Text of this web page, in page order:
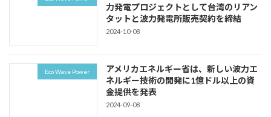
力発電プロジェクトとして台湾のリアン
タットと波力発電所販売契約を締結
2024-10-08
Eco Wave Power
アメリカエネルギー省は、新しい波力エ
ネルギー技術の開発に1億ドル以上の資
金提供を発表
2024-09-08